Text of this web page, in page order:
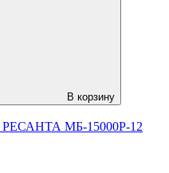
В корзину